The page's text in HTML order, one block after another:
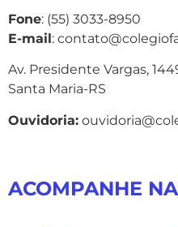
Fone: (55) 3033-8950
E-mail:
Av. Presidente Vargas,
Santa Maria-RS
Ouvidoria:
ACOMPANHE